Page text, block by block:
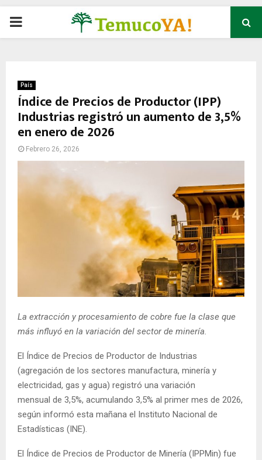
P
M
A
U
País
Índice de Precios de Productor (IPP)
Industrias registró un aumento de 3,5%
en enero de 2026
Febrero 26, 2026
La extracción y procesamiento de cobre fue la clase que
más influyó en la variación del sector de minería.
El Índice de Precios de Productor de Industrias
(agregación de los sectores manufactura, minería y
electricidad, gas y agua) registró una variación
mensual de 3,5%, acumulando 3,5% al primer mes de 2026,
según informó esta mañana el Instituto Nacional de
Estadísticas (INE).
El Índice de Precios de Productor de Minería (IPPMin) fue